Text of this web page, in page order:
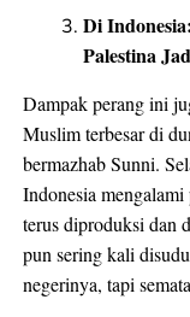
Di
Palestina
Dampak perang ini
Muslim terbesar di
bermazhab Sunni.
Indonesia
terus diproduksi dan
pun sering kali
negerinya, tapi